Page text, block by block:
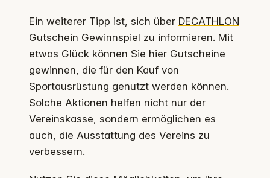
Ein weiterer Tipp ist, sich über DECATHLON
Gutschein Gewinnspiel zu informieren. Mit
etwas Glück können Sie hier Gutscheine
gewinnen, die für den Kauf von
Sportausrüstung genutzt werden können.
Solche Aktionen helfen nicht nur der
Vereinskasse, sondern ermöglichen es
auch, die Ausstattung des Vereins zu
verbessern.